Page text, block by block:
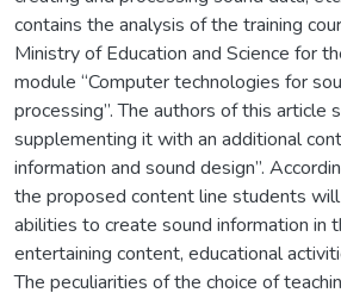
contains the analysis of the training
Ministry of Education and Science for
module “Computer technologies for
processing”. The authors of this article
supplementing it with an additional
information and sound design”.
the proposed content line students
abilities to create sound information in
entertaining content, educational
The peculiarities of the choice of